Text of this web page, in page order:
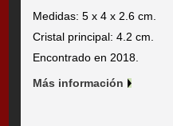
Medidas: 5 x 4 x 2.6 cm.
Cristal principal: 4.2 cm.
Encontrado en 2018.
Más información